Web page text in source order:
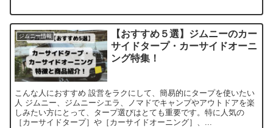
ジムニー情報
【おすすめ５選】ジムニーのカー
サイドタープ・カーサイドオーニ
ング特集！
こんな人におすすめ 設営をラクにして、簡易的にタープを使いたい
人 ジムニー、ジムニーシエラ、ノマドでキャンプやアウトドアを楽
しみたい方にとって、タープ選びはとても重要です。特に人気の
［カーサイドタープ］や［カーサイドオーニング］、...